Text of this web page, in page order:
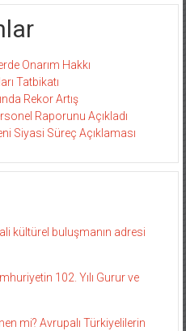
Onarım Hakkı
Tatbikatı
Rekor Artış
Raporunu Açıkladı
Siyasi Süreç Açıklaması
kültürel buluşmanın adresi
102. Yılı Gurur ve
mi? Avrupalı Türkiyelilerin